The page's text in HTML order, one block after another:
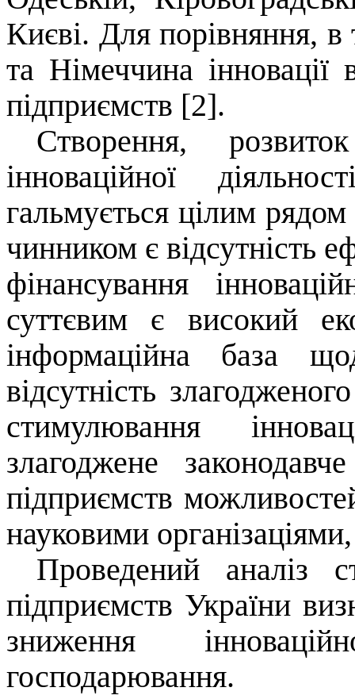
Києві. Для порівняння,
та Німеччина
підприємств [2].
Створення,
інноваційної
гальмується цілим
чинником є відсутність
фінансування
суттєвим є високий
інформаційна база
відсутність
стимулювання
злагоджене
підприємств
науковими
Проведений аналіз
підприємств України
зниження
господарювання.